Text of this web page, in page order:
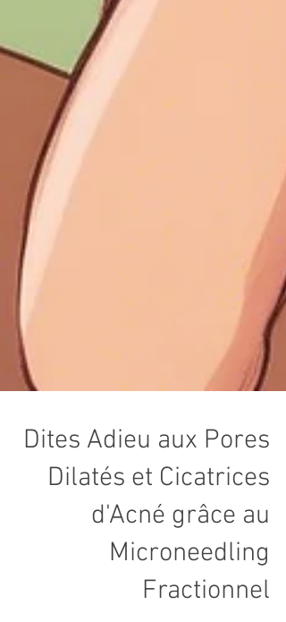
Dites Adieu aux Pores
Dilatés et Cicatrices
d'Acné grâce au
Microneedling